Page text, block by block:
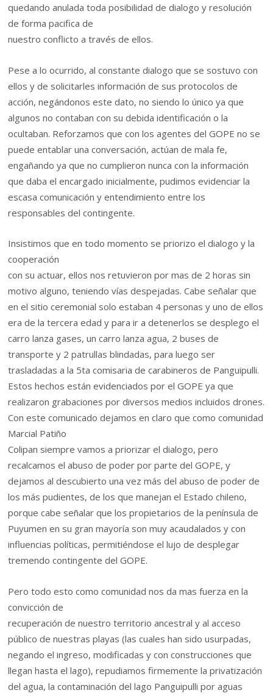
quedando anulada toda posibilidad de dialogo y resolución
de forma pacifica de
nuestro conflicto a través de ellos.
Pese a lo ocurrido, al constante dialogo que se sostuvo con
ellos y de solicitarles información de sus protocolos de
acción, negándonos este dato, no siendo lo único ya que
algunos no contaban con su debida identificación o la
ocultaban. Reforzamos que con los agentes del GOPE no se
puede entablar una conversación, actúan de mala fe,
engañando ya que no cumplieron nunca con la información
que daba el encargado inicialmente, pudimos evidenciar la
escasa comunicación y entendimiento entre los
responsables del contingente.
Insistimos que en todo momento se priorizo el dialogo y la
cooperación
con su actuar, ellos nos retuvieron por mas de 2 horas sin
motivo alguno, teniendo vías despejadas. Cabe señalar que
en el sitio ceremonial solo estaban 4 personas y uno de ellos
era de la tercera edad y para ir a detenerlos se desplego el
carro lanza gases, un carro lanza agua, 2 buses de
transporte y 2 patrullas blindadas, para luego ser
trasladadas a la 5ta comisaria de carabineros de Panguipulli.
Estos hechos están evidenciados por el GOPE ya que
realizaron grabaciones por diversos medios incluidos drones.
Con este comunicado dejamos en claro que como comunidad
Marcial Patiño
Colipan siempre vamos a priorizar el dialogo, pero
recalcamos el abuso de poder por parte del GOPE, y
dejamos al descubierto una vez más del abuso de poder de
los más pudientes, de los que manejan el Estado chileno,
porque cabe señalar que los propietarios de la península de
Puyumen en su gran mayoría son muy acaudalados y con
influencias políticas, permitiéndose el lujo de desplegar
tremendo contingente del GOPE.
Pero todo esto como comunidad nos da mas fuerza en la
convicción de
recuperación de nuestro territorio ancestral y al acceso
público de nuestras playas (las cuales han sido usurpadas,
negando el ingreso, modificadas y con construcciones que
llegan hasta el lago), repudiamos firmemente la privatización
del agua, la contaminación del lago Panguipulli por aguas